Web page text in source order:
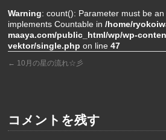
Warning: count(): Parameter must be
implements Countable in/home/
maaya.com/public_html/wp/wp-
vektor/single.php on line47
← 10月の星の流れ☆彡
コメントを残す